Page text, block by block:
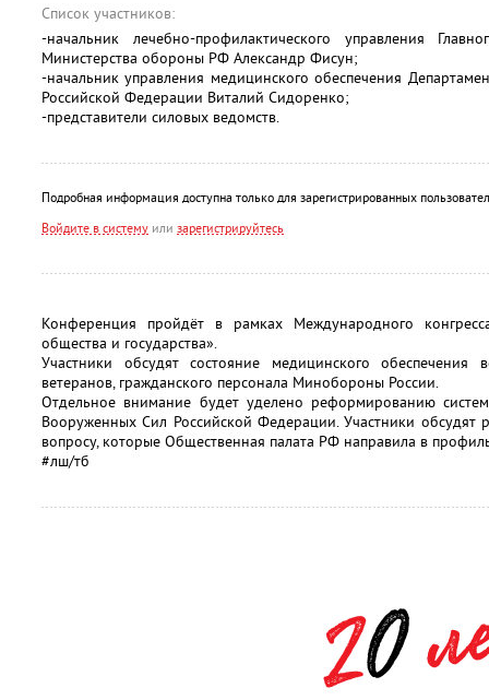
Список участников:
-начальник лечебно-профилактического управления
Министерства обороны РФ Александр Фисун;
-начальник управления медицинского обеспечения
Российской Федерации Виталий Сидоренко;
-представители силовых ведомств.
Подробная информация доступна только для зарегистрированных
Войдите в систему или зарегистрируйтесь
Конференция пройдёт в рамках Международного
общества и государства».
Участники обсудят состояние медицинского
ветеранов, гражданского персонала Минобороны России.
Отдельное внимание будет уделено реформированию
Вооруженных Сил Российской Федерации. Участники
вопросу, которые Общественная палата РФ направила в
#лш/тб